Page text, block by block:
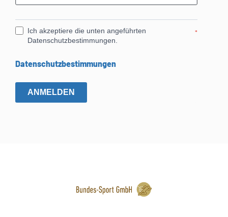
Ich akzeptiere die unten angeführten
Datenschutzbestimmungen.
*
Datenschutzbestimmungen
ANMELDEN